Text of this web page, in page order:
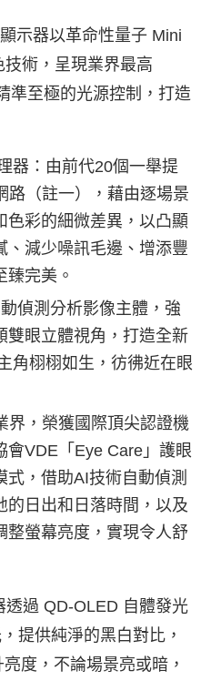
示器以革命性量子 Mini
術，呈現業界最高
準至極的光源控制，打造
器：由前代20個一舉提
路（註一），藉由逐場景
色彩的細微差異，以凸顯
、減少噪訊毛邊、增添豐
臻完美。
偵測分析影像主體，強
雙眼立體視角，打造全新
角栩栩如生，彷彿近在眼
界，榮獲國際頂尖認證機
會VDE「Eye Care」護眼
，借助AI技術自動偵測
的日出和日落時間，以及
整螢幕亮度，實現令人舒
過 QD-OLED 自體發光
提供純淨的黑白對比，
度，不論場景亮或暗，